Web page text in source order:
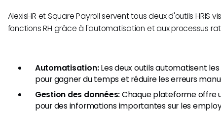
AlexisHR et Square Payroll servent tous deux d'outils HRIS
fonctions RH grâce à l'automatisation et aux processus
Automatisation:Les deux outils automatisent
pour gagner du temps et réduire les erreurs
Gestion des données:Chaque plateforme offre
pour des informations importantes sur les